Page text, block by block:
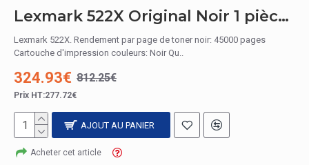
Lexmark 522X Original Noir 1 pièce(s)
Lexmark 522X. Rendement par page de toner noir: 45000 pages
Cartouche d'impression couleurs: Noir Qu..
324.93€ 812.25€
Prix HT:277.72€
AJOUT AU PANIER
Acheter cet article